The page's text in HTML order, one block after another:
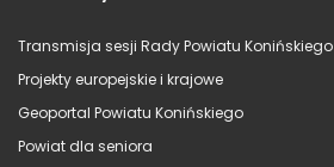
Transmisja sesji Rady Powiatu Konińskiego
Projekty europejskie i krajowe
Geoportal Powiatu Konińskiego
Powiat dla seniora